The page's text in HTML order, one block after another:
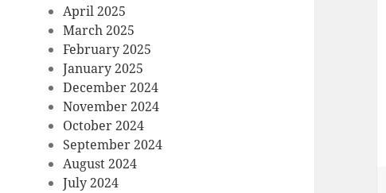
April 2025
March 2025
February 2025
January 2025
December 2024
November 2024
October 2024
September 2024
August 2024
July 2024